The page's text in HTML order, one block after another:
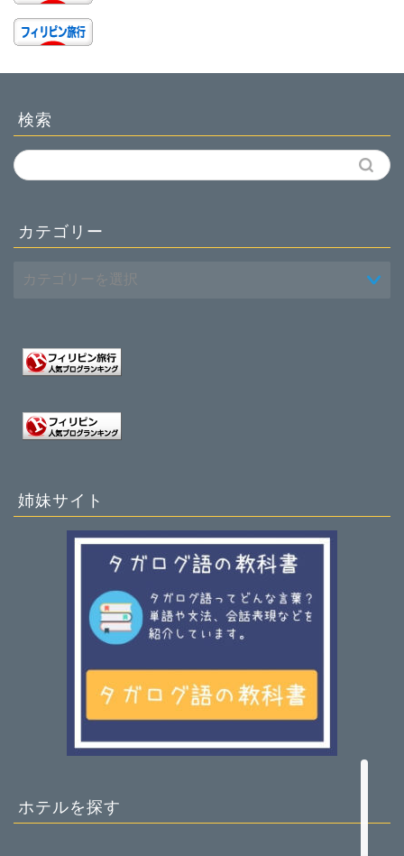
検索
カテゴリー
姉妹サイト
ホテルを探す
ホーム
基本情報
趣味